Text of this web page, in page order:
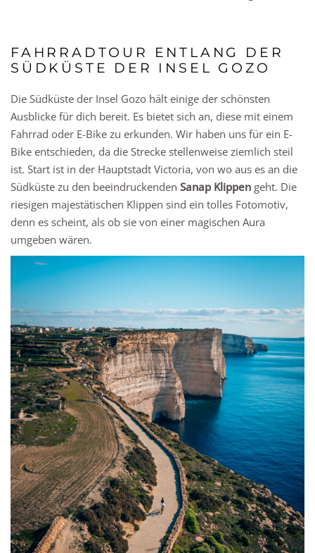
FAHRRADTOUR ENTLANG DER
SÜDKÜSTE DER INSEL GOZO
Die Südküste der Insel Gozo hält einige der schönsten
Ausblicke für dich bereit. Es bietet sich an, diese mit einem
Fahrrad oder E-Bike zu erkunden. Wir haben uns für ein E-
Bike entschieden, da die Strecke stellenweise ziemlich steil
ist. Start ist in der Hauptstadt Victoria, von wo aus es an die
Südküste zu den beeindruckenden Sanap Klippen geht. Die
riesigen majestätischen Klippen sind ein tolles Fotomotiv,
denn es scheint, als ob sie von einer magischen Aura
umgeben wären.